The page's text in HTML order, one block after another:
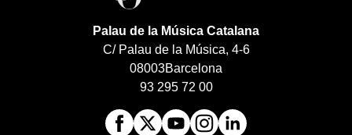
Palau de la Música Catalana
C/ Palau de la Música, 4-6
08003Barcelona
93 295 72 00